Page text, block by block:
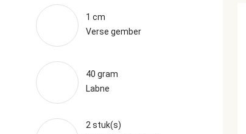
1 cm
Verse gember
40 gram
Labne
2 stuk(s)